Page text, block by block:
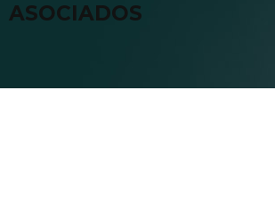
ASOCIADOS